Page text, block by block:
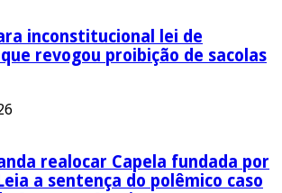
inconstitucional lei de
revogou proibição de sacolas
realocar Capela fundada por
a sentença do polêmico caso